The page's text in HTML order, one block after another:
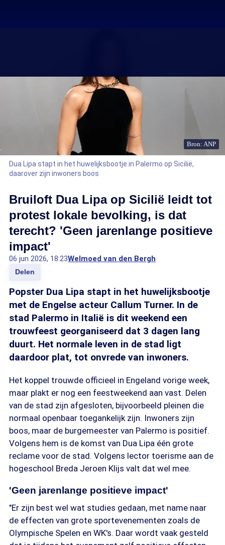
Bron: ANP
Dua Lipa stapt in het huwelijksbootje in Palermo op Sicilië,
daarover zijn inwoners boos
Bruiloft Dua Lipa op Sicilië leidt tot
protest lokale bevolking, is dat
terecht? 'Geen jarenlange positieve
impact'
06 jun 2026, 18:23Welmoed van den Bergh
Delen
Popster Dua Lipa stapt in het huwelijksbootje
met de Engelse acteur Callum Turner. In de
stad Palermo in Italië is dit weekend een
trouwfeest georganiseerd dat 3 dagen lang
duurt. Het normale leven in de stad ligt
daardoor plat, tot onvrede van inwoners.
Het koppel trouwde officieel in Engeland vorige week,
maar plakt er nog een feestweekend aan vast. Delen
van de stad zijn afgesloten, bijvoorbeeld pleinen die
normaal openbaar toegankelijk zijn. Inwoners zijn
boos, maar de burgemeester van Palermo is positief.
Volgens hem is de komst van Dua Lipa één grote
reclame voor de stad. Volgens lector toerisme aan de
hogeschool Breda Jeroen Klijs valt dat wel mee.
'Geen jarenlange positieve impact'
"Er zijn best wel wat studies gedaan, met name naar
de effecten van grote sportevenementen zoals de
Olympische Spelen en WK's. Daar wordt vaak gesteld